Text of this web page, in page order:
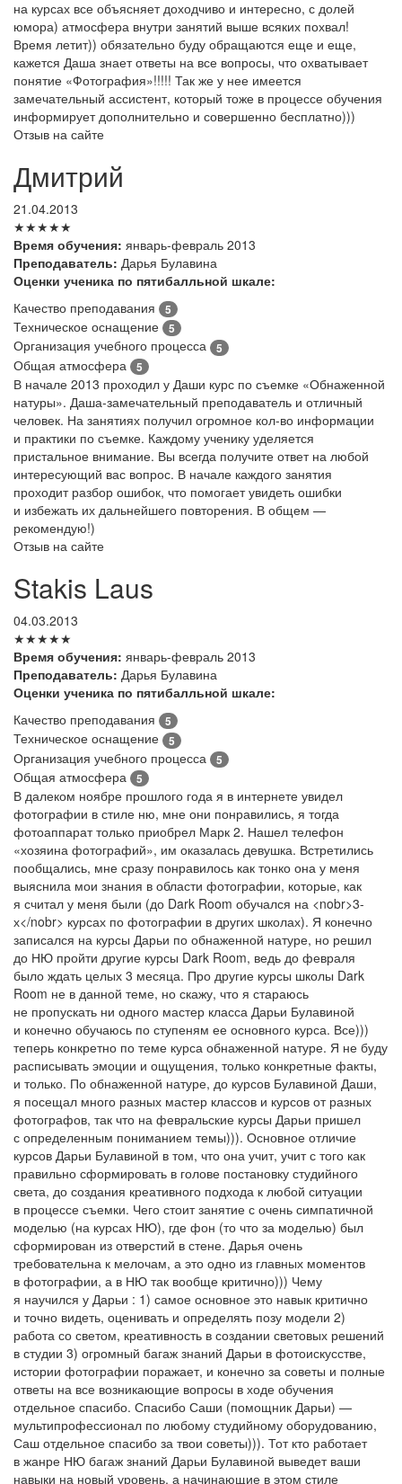
на курсах все объясняет доходчиво и интересно, с долей
юмора) атмосфера внутри занятий выше всяких похвал!
Время летит)) обязательно буду обращаются еще и еще,
кажется Даша знает ответы на все вопросы, что охватывает
понятие «Фотография»!!!!! Так же у нее имеется
замечательный ассистент, который тоже в процессе обучения
информирует дополнительно и совершенно бесплатно)))
Отзыв на сайте
Дмитрий
21.04.2013
★★★★★
Время обучения: январь-февраль 2013
Преподаватель: Дарья Булавина
Оценки ученика по пятибалльной шкале:
Качество преподавания
5
Техническое оснащение 5
Организация учебного процесса 5
Общая атмосфера 5
В начале 2013 проходил у Даши курс по съемке «Обнаженной
натуры». Даша-замечательный преподаватель и отличный
человек. На занятиях получил огромное кол-во информации
и практики по съемке. Каждому ученику уделяется
пристальное внимание. Вы всегда получите ответ на любой
интересующий вас вопрос. В начале каждого занятия
проходит разбор ошибок, что помогает увидеть ошибки
и избежать их дальнейшего повторения. В общем —
рекомендую!)
Отзыв на сайте
Stakis Laus
04.03.2013
★★★★★
Время обучения: январь-февраль 2013
Преподаватель: Дарья Булавина
Оценки ученика по пятибалльной шкале:
Качество преподавания
5
Техническое оснащение 5
Организация учебного процесса 5
Общая атмосфера 5
В далеком ноябре прошлого года я в интернете увидел
фотографии в стиле ню, мне они понравились, я тогда
фотоаппарат только приобрел Марк 2. Нашел телефон
«хозяина фотографий», им оказалась девушка. Встретились
пообщались, мне сразу понравилось как тонко она у меня
выяснила мои знания в области фотографии, которые, как
я считал у меня были (до Dark Room обучался на <nobr>3-
х</nobr> курсах по фотографии в других школах). Я конечно
записался на курсы Дарьи по обнаженной натуре, но решил
до НЮ пройти другие курсы Dark Room, ведь до февраля
было ждать целых 3 месяца. Про другие курсы школы Dark
Room не в данной теме, но скажу, что я стараюсь
не пропускать ни одного мастер класса Дарьи Булавиной
и конечно обучаюсь по ступеням ее основного курса. Все)))
теперь конкретно по теме курса обнаженной натуре. Я не буду
расписывать эмоции и ощущения, только конкретные факты,
и только. По обнаженной натуре, до курсов Булавиной Даши,
я посещал много разных мастер классов и курсов от разных
фотографов, так что на февральские курсы Дарьи пришел
с определенным пониманием темы))). Основное отличие
курсов Дарьи Булавиной в том, что она учит, учит с того как
правильно сформировать в голове постановку студийного
света, до создания креативного подхода к любой ситуации
в процессе съемки. Чего стоит занятие с очень симпатичной
моделью (на курсах НЮ), где фон (то что за моделью) был
сформирован из отверстий в стене. Дарья очень
требовательна к мелочам, а это одно из главных моментов
в фотографии, а в НЮ так вообще критично))) Чему
я научился у Дарьи : 1) самое основное это навык критично
и точно видеть, оценивать и определять позу модели 2)
работа со светом, креативность в создании световых решений
в студии 3) огромный багаж знаний Дарьи в фотоискусстве,
истории фотографии поражает, и конечно за советы и полные
ответы на все возникающие вопросы в ходе обучения
отдельное спасибо. Спасибо Саши (помощник Дарьи) —
мультипрофессионал по любому студийному оборудованию,
Саш отдельное спасибо за твои советы))). Тот кто работает
в жанре НЮ багаж знаний Дарьи Булавиной выведет ваши
навыки на новый уровень, а начинающие в этом стиле